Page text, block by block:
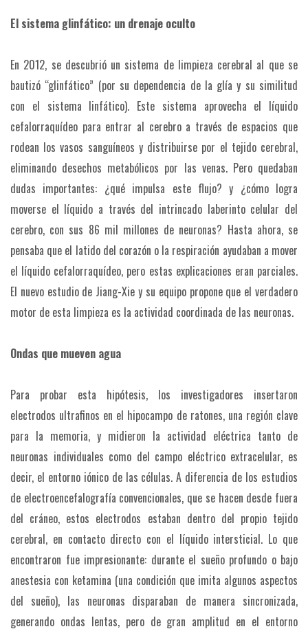
El sistema glinfático: un drenaje oculto
En 2012, se descubrió un sistema de limpieza cerebral al que se
bautizó “glinfático” (por su dependencia de la glía y su similitud
con el sistema linfático). Este sistema aprovecha el líquido
cefalorraquídeo para entrar al cerebro a través de espacios que
rodean los vasos sanguíneos y distribuirse por el tejido cerebral,
eliminando desechos metabólicos por las venas. Pero quedaban
dudas importantes: ¿qué impulsa este flujo? y ¿cómo logra
moverse el líquido a través del intrincado laberinto celular del
cerebro, con sus 86 mil millones de neuronas? Hasta ahora, se
pensaba que el latido del corazón o la respiración ayudaban a mover
el líquido cefalorraquídeo, pero estas explicaciones eran parciales.
El nuevo estudio de Jiang-Xie y su equipo propone que el verdadero
motor de esta limpieza es la actividad coordinada de las neuronas.
Ondas que mueven agua
Para probar esta hipótesis, los investigadores insertaron
electrodos ultrafinos en el hipocampo de ratones, una región clave
para la memoria, y midieron la actividad eléctrica tanto de
neuronas individuales como del campo eléctrico extracelular, es
decir, el entorno iónico de las células. A diferencia de los estudios
de electroencefalografía convencionales, que se hacen desde fuera
del cráneo, estos electrodos estaban dentro del propio tejido
cerebral, en contacto directo con el líquido intersticial. Lo que
encontraron fue impresionante: durante el sueño profundo o bajo
anestesia con ketamina (una condición que imita algunos aspectos
del sueño), las neuronas disparaban de manera sincronizada,
generando ondas lentas, pero de gran amplitud en el entorno